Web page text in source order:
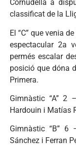
Cornudella a
classificat de la
El “C” que venia
espectacular 2a
permés escalar
posició que dóna
Primera.
Gimnàstic “A” 2
Hardouin i Matías
Gimnàstic “B” 6
Sánchez i Ferran